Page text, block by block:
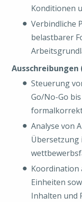
Konditionen
Verbindliche
belastbarer
Ausschreibungen
Steuerung
Go/No-Go
Analyse von
Koordination
Einheiten
Inhalten und